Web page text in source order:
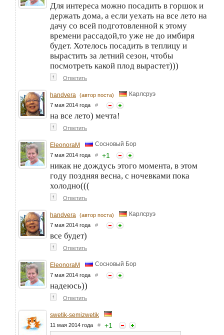
Для интереса можно посадить в горшок и
держать дома, а если уехать на все лето на
дачу со всей подготовленной к этому
времени рассадой,то уже не до имбиря
будет. Хотелось посадить в теплицу и
вырастить за летний сезон, чтобы
посмотреть какой плод вырастет)))
↑ Ответить
handvera (автор поста) Карлсруэ
7 мая 2014 года #
на все лето) мечта!
↑ Ответить
EleonoraM Сосновый Бор
7 мая 2014 года # +1
никак не дождусь этого момента, в этом
году поздняя весна, с ночевками пока
холодно(((
↑ Ответить
handvera (автор поста) Карлсруэ
7 мая 2014 года #
все будет)
↑ Ответить
EleonoraM Сосновый Бор
7 мая 2014 года #
надеюсь))
↑ Ответить
swetik-semizwetik
11 мая 2014 года # +1